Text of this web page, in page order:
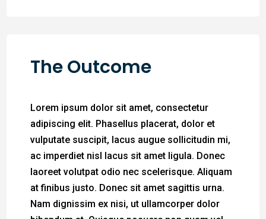
The Outcome
Lorem ipsum dolor sit amet, consectetur
adipiscing elit. Phasellus placerat, dolor et
vulputate suscipit, lacus augue sollicitudin mi,
ac imperdiet nisl lacus sit amet ligula. Donec
laoreet volutpat odio nec scelerisque. Aliquam
at finibus justo. Donec sit amet sagittis urna.
Nam dignissim ex nisi, ut ullamcorper dolor